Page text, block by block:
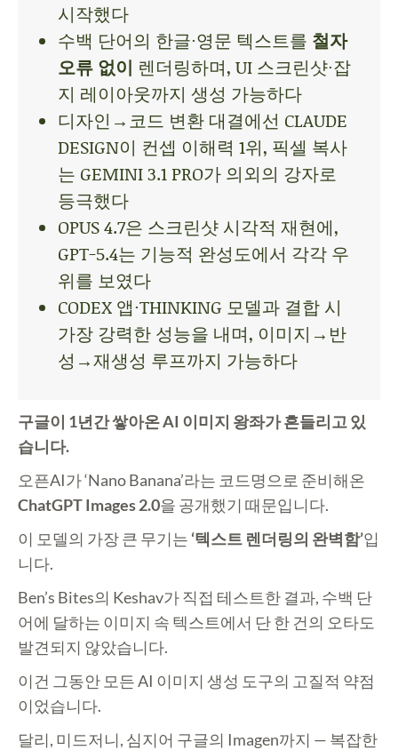
시작했다
수백 단어의 한글·영문 텍스트를 철자
오류 없이 렌더링하며, UI 스크린샷·잡
지 레이아웃까지 생성 가능하다
디자인→코드 변환 대결에선 CLAUDE
DESIGN이 컨셉 이해력 1위, 픽셀 복사
는 GEMINI 3.1 PRO가 의외의 강자로
등극했다
OPUS 4.7은 스크린샷 시각적 재현에,
GPT-5.4는 기능적 완성도에서 각각 우
위를 보였다
CODEX 앱·THINKING 모델과 결합 시
가장 강력한 성능을 내며, 이미지→반
성→재생성 루프까지 가능하다
구글이 1년간 쌓아온 AI 이미지 왕좌가 흔들리고 있
습니다.
오픈AI가 ‘Nano Banana’라는 코드명으로 준비해온
ChatGPT Images 2.0을 공개했기 때문입니다.
이 모델의 가장 큰 무기는 ‘텍스트 렌더링의 완벽함’입
니다.
Ben’s Bites의 Keshav가 직접 테스트한 결과, 수백 단
어에 달하는 이미지 속 텍스트에서 단 한 건의 오타도
발견되지 않았습니다.
이건 그동안 모든 AI 이미지 생성 도구의 고질적 약점
이었습니다.
달리, 미드저니, 심지어 구글의 Imagen까지 — 복잡한